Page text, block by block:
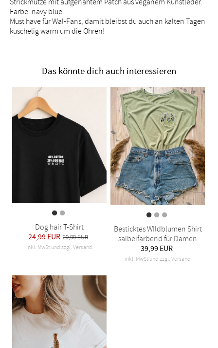
Farbe: navy blue
Must have für Wal-Fans, damit bleibst du auch an kalten Tagen
kuschelig warm um die Ohren!
Das könnte dich auch interessieren
Dog hair T-Shirt
24,99 EUR 29,99 EUR
inkl. MwSt und zzgl. Versand
Besticktes WIldblumen Shirt
salbeifarbend für Damen
39,99 EUR
inkl. MwSt und zzgl. Versand